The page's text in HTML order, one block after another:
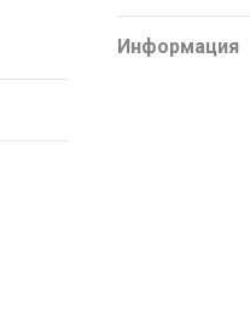
Информация